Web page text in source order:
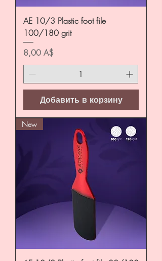
AE 10/3 Plastic foot file
100/180 grit
Цена
8,00 A$
Добавить в корзину
New